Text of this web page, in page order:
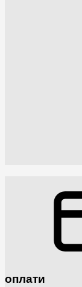
оплати